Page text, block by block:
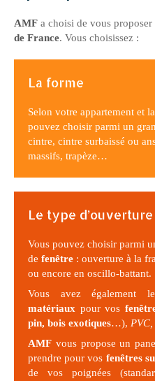
AMF a choisi de vous proposer
de France. Vous choisissez :
La forme
Selon votre appartement et
pouvez choisir parmi un
cintre, cintre surbaissé ou
massifs, trapèze…
Le type d’ouverture
Vous pouvez choisir parmi
de fenêtre : ouverture à la
ou encore en oscillo-battant.
Vous avez
matériaux pour vos
pin, bois exotiques…),
AMF vous propose un
prendre pour vos fenêtres
de vos poignées